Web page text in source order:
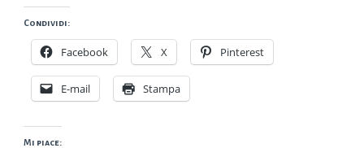
Condividi:
Facebook X Pinterest
E-mail Stampa
Mi piace: